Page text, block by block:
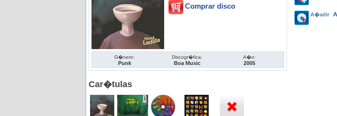
Comprar disco
G�nero:
Punk
Discogr�fica:
Boa Music
A�o:
2005
Car�tulas
A�adir